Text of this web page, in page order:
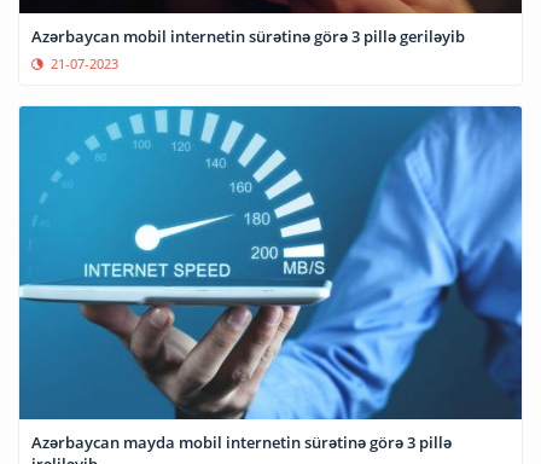
Azərbaycan mobil internetin sürətinə görə 3 pillə geriləyib
21-07-2023
Azərbaycan mayda mobil internetin sürətinə görə 3 pillə